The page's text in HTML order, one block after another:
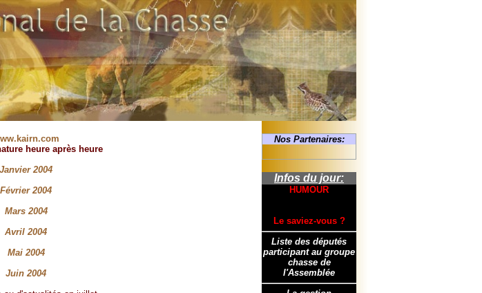
heure après heure
Janvier 2004
Février 2004
Mars 2004
Avril 2004
Mai 2004
Juin 2004
Nos Partenaires:
Infos du jour:
HUMOUR
Le saviez-vous ?
Liste des députés
participant au groupe
chasse de
l'Assemblée